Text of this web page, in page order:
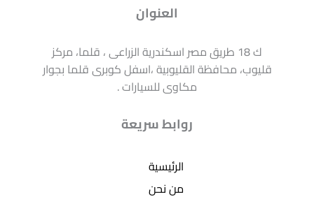
العنوان
ك 18 طريق مصر اسكندرية الزراعى ، قلما، مركز
قليوب، محافظة القليوبية ،اسفل كوبرى قلما بجوار
مكاوى للسيارات .
روابط سريعة
الرئيسية
من نحن